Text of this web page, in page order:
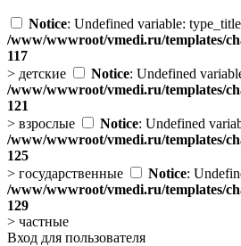
Notice: Undefined variable:
/www/wwwroot/vmedi.ru/templates/
117
> детские Notice: Undefined
/www/wwwroot/vmedi.ru/templates/
121
> взрослые Notice: Undefined
/www/wwwroot/vmedi.ru/templates/
125
> государственные Notice:
/www/wwwroot/vmedi.ru/templates/
129
> частные
Вход для пользователя